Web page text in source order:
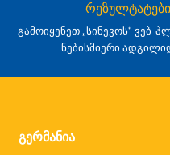
გამოიყენეთ „სინევოს“ ვებ-
ნებისმიერი
გერმანია